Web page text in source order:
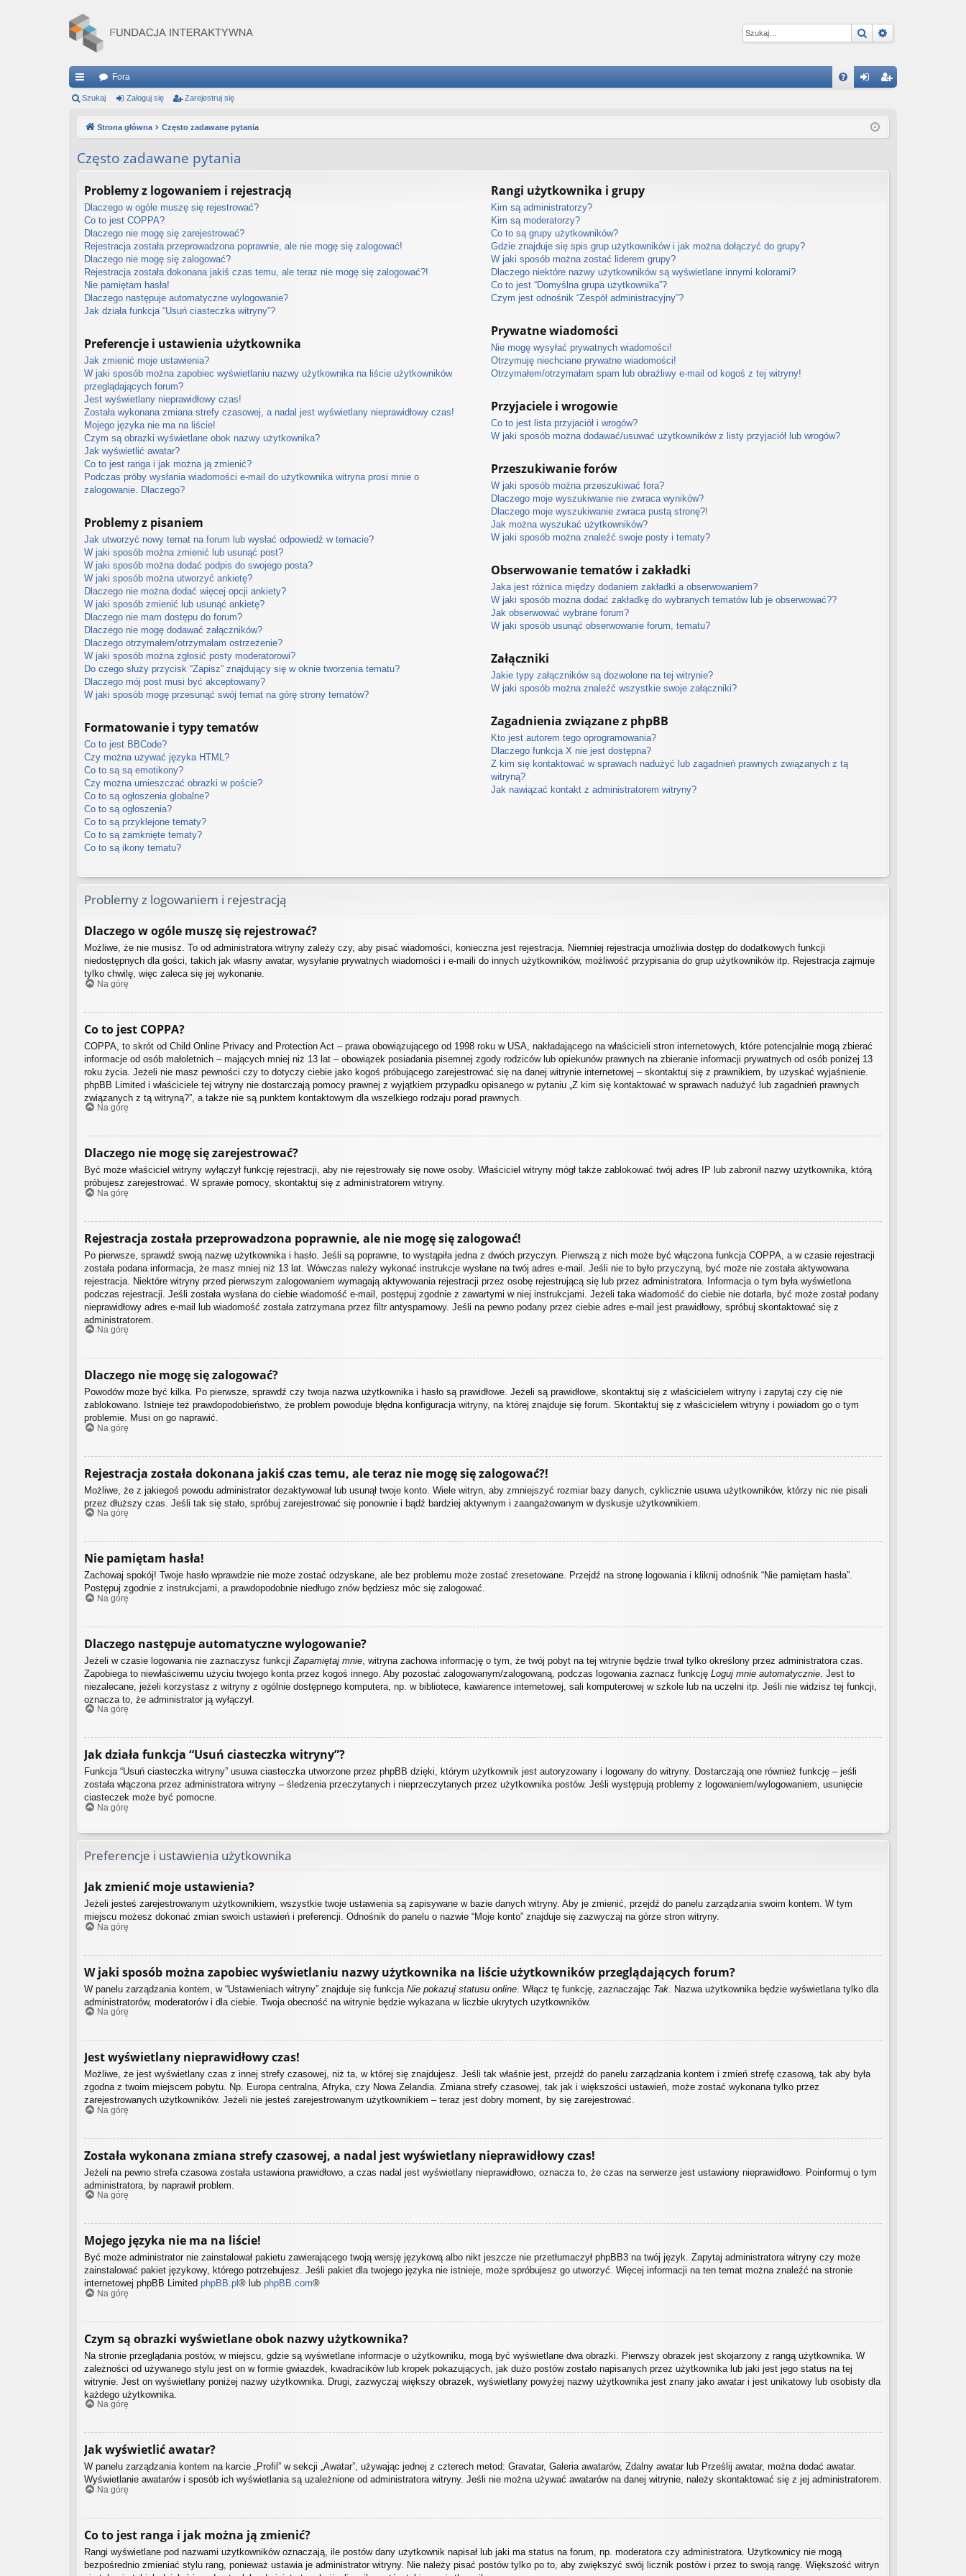
Szukaj
ię
…
Fora
ej
Szukaj Zaloguj się Zarejestruj się
Strona główna Często zadawane pytania
Często zadawane pytania
Problemy z logowaniem i rejestracją
Dlaczego w ogóle muszę się rejestrować?
Co to jest COPPA?
Dlaczego nie mogę się zarejestrować?
Rejestracja została przeprowadzona poprawnie, ale nie mogę się zalogować!
Dlaczego nie mogę się zalogować?
Rejestracja została dokonana jakiś czas temu, ale teraz nie mogę się zalogować?!
Nie pamiętam hasła!
Dlaczego następuje automatyczne wylogowanie?
Jak działa funkcja “Usuń ciasteczka witryny”?
Preferencje i ustawienia użytkownika
Jak zmienić moje ustawienia?
W jaki sposób można zapobiec wyświetlaniu nazwy użytkownika na liście użytkowników
przeglądających forum?
Jest wyświetlany nieprawidłowy czas!
Została wykonana zmiana strefy czasowej, a nadal jest wyświetlany nieprawidłowy czas!
Mojego języka nie ma na liście!
Czym są obrazki wyświetlane obok nazwy użytkownika?
Jak wyświetlić awatar?
Co to jest ranga i jak można ją zmienić?
Podczas próby wysłania wiadomości e-mail do użytkownika witryna prosi mnie o
zalogowanie. Dlaczego?
Problemy z pisaniem
Jak utworzyć nowy temat na forum lub wysłać odpowiedź w temacie?
W jaki sposób można zmienić lub usunąć post?
W jaki sposób można dodać podpis do swojego posta?
W jaki sposób można utworzyć ankietę?
Dlaczego nie można dodać więcej opcji ankiety?
W jaki sposób zmienić lub usunąć ankietę?
Dlaczego nie mam dostępu do forum?
Dlaczego nie mogę dodawać załączników?
Dlaczego otrzymałem/otrzymałam ostrzeżenie?
W jaki sposób można zgłosić posty moderatorowi?
Do czego służy przycisk “Zapisz” znajdujący się w oknie tworzenia tematu?
Dlaczego mój post musi być akceptowany?
W jaki sposób mogę przesunąć swój temat na górę strony tematów?
Formatowanie i typy tematów
Co to jest BBCode?
Czy można używać języka HTML?
Co to są są emotikony?
Czy można umieszczać obrazki w poście?
Co to są ogłoszenia globalne?
Co to są ogłoszenia?
Co to są przyklejone tematy?
Co to są zamknięte tematy?
Co to są ikony tematu?
Rangi użytkownika i grupy
Kim są administratorzy?
Kim są moderatorzy?
Co to są grupy użytkowników?
Gdzie znajduje się spis grup użytkowników i jak można dołączyć do grupy?
W jaki sposób można zostać liderem grupy?
Dlaczego niektóre nazwy użytkowników są wyświetlane innymi kolorami?
Co to jest “Domyślna grupa użytkownika”?
Czym jest odnośnik “Zespół administracyjny”?
Prywatne wiadomości
Nie mogę wysyłać prywatnych wiadomości!
Otrzymuję niechciane prywatne wiadomości!
Otrzymałem/otrzymałam spam lub obraźliwy e-mail od kogoś z tej witryny!
Przyjaciele i wrogowie
Co to jest lista przyjaciół i wrogów?
W jaki sposób można dodawać/usuwać użytkowników z listy przyjaciół lub wrogów?
Przeszukiwanie forów
W jaki sposób można przeszukiwać fora?
Dlaczego moje wyszukiwanie nie zwraca wyników?
Dlaczego moje wyszukiwanie zwraca pustą stronę?!
Jak można wyszukać użytkowników?
W jaki sposób można znaleźć swoje posty i tematy?
Obserwowanie tematów i zakładki
Jaka jest różnica między dodaniem zakładki a obserwowaniem?
W jaki sposób można dodać zakładkę do wybranych tematów lub je obserwować??
Jak obserwować wybrane forum?
W jaki sposób usunąć obserwowanie forum, tematu?
Załączniki
Jakie typy załączników są dozwolone na tej witrynie?
W jaki sposób można znaleźć wszystkie swoje załączniki?
Zagadnienia związane z phpBB
Kto jest autorem tego oprogramowania?
Dlaczego funkcja X nie jest dostępna?
Z kim się kontaktować w sprawach nadużyć lub zagadnień prawnych związanych z tą
witryną?
Jak nawiązać kontakt z administratorem witryny?
Problemy z logowaniem i rejestracją
Dlaczego w ogóle muszę się rejestrować?
Możliwe, że nie musisz. To od administratora witryny zależy czy, aby pisać wiadomości, konieczna jest rejestracja. Niemniej rejestracja umożliwia dostęp do dodatkowych funkcji
niedostępnych dla gości, takich jak własny awatar, wysyłanie prywatnych wiadomości i e-maili do innych użytkowników, możliwość przypisania do grup użytkowników itp. Rejestracja zajmuje
tylko chwilę, więc zaleca się jej wykonanie.
Na górę
Co to jest COPPA?
COPPA, to skrót od Child Online Privacy and Protection Act – prawa obowiązującego od 1998 roku w USA, nakładającego na właścicieli stron internetowych, które potencjalnie mogą zbierać
informacje od osób małoletnich – mających mniej niż 13 lat – obowiązek posiadania pisemnej zgody rodziców lub opiekunów prawnych na zbieranie informacji prywatnych od osób poniżej 13
roku życia. Jeżeli nie masz pewności czy to dotyczy ciebie jako kogoś próbującego zarejestrować się na danej witrynie internetowej – skontaktuj się z prawnikiem, by uzyskać wyjaśnienie.
phpBB Limited i właściciele tej witryny nie dostarczają pomocy prawnej z wyjątkiem przypadku opisanego w pytaniu „Z kim się kontaktować w sprawach nadużyć lub zagadnień prawnych
związanych z tą witryną?”, a także nie są punktem kontaktowym dla wszelkiego rodzaju porad prawnych.
Na górę
Dlaczego nie mogę się zarejestrować?
Być może właściciel witryny wyłączył funkcję rejestracji, aby nie rejestrowały się nowe osoby. Właściciel witryny mógł także zablokować twój adres IP lub zabronił nazwy użytkownika, którą
próbujesz zarejestrować. W sprawie pomocy, skontaktuj się z administratorem witryny.
Na górę
Rejestracja została przeprowadzona poprawnie, ale nie mogę się zalogować!
Po pierwsze, sprawdź swoją nazwę użytkownika i hasło. Jeśli są poprawne, to wystąpiła jedna z dwóch przyczyn. Pierwszą z nich może być włączona funkcja COPPA, a w czasie rejestracji
została podana informacja, że masz mniej niż 13 lat. Wówczas należy wykonać instrukcje wysłane na twój adres e-mail. Jeśli nie to było przyczyną, być może nie została aktywowana
rejestracja. Niektóre witryny przed pierwszym zalogowaniem wymagają aktywowania rejestracji przez osobę rejestrującą się lub przez administratora. Informacja o tym była wyświetlona
podczas rejestracji. Jeśli została wysłana do ciebie wiadomość e-mail, postępuj zgodnie z zawartymi w niej instrukcjami. Jeżeli taka wiadomość do ciebie nie dotarła, być może został podany
nieprawidłowy adres e-mail lub wiadomość została zatrzymana przez filtr antyspamowy. Jeśli na pewno podany przez ciebie adres e-mail jest prawidłowy, spróbuj skontaktować się z
administratorem.
Na górę
Dlaczego nie mogę się zalogować?
Powodów może być kilka. Po pierwsze, sprawdź czy twoja nazwa użytkownika i hasło są prawidłowe. Jeżeli są prawidłowe, skontaktuj się z właścicielem witryny i zapytaj czy cię nie
zablokowano. Istnieje też prawdopodobieństwo, że problem powoduje błędna konfiguracja witryny, na której znajduje się forum. Skontaktuj się z właścicielem witryny i powiadom go o tym
problemie. Musi on go naprawić.
Na górę
Rejestracja została dokonana jakiś czas temu, ale teraz nie mogę się zalogować?!
Możliwe, że z jakiegoś powodu administrator dezaktywował lub usunął twoje konto. Wiele witryn, aby zmniejszyć rozmiar bazy danych, cyklicznie usuwa użytkowników, którzy nic nie pisali
przez dłuższy czas. Jeśli tak się stało, spróbuj zarejestrować się ponownie i bądź bardziej aktywnym i zaangażowanym w dyskusje użytkownikiem.
Na górę
Nie pamiętam hasła!
Zachowaj spokój! Twoje hasło wprawdzie nie może zostać odzyskane, ale bez problemu może zostać zresetowane. Przejdź na stronę logowania i kliknij odnośnik “Nie pamiętam hasła”.
Postępuj zgodnie z instrukcjami, a prawdopodobnie niedługo znów będziesz móc się zalogować.
Na górę
Dlaczego następuje automatyczne wylogowanie?
Jeżeli w czasie logowania nie zaznaczysz funkcji Zapamiętaj mnie , witryna zachowa informację o tym, że twój pobyt na tej witrynie będzie trwał tylko określony przez administratora czas.
Zapobiega to niewłaściwemu użyciu twojego konta przez kogoś innego. Aby pozostać zalogowanym/zalogowaną, podczas logowania zaznacz funkcję Loguj mnie automatycznie . Jest to
niezalecane, jeżeli korzystasz z witryny z ogólnie dostępnego komputera, np. w bibliotece, kawiarence internetowej, sali komputerowej w szkole lub na uczelni itp. Jeśli nie widzisz tej funkcji,
oznacza to, że administrator ją wyłączył.
Na górę
Jak działa funkcja “Usuń ciasteczka witryny”?
Funkcja “Usuń ciasteczka witryny” usuwa ciasteczka utworzone przez phpBB dzięki, którym użytkownik jest autoryzowany i logowany do witryny. Dostarczają one również funkcję – jeśli
została włączona przez administratora witryny – śledzenia przeczytanych i nieprzeczytanych przez użytkownika postów. Jeśli występują problemy z logowaniem/wylogowaniem, usunięcie
ciasteczek może być pomocne.
Na górę
Preferencje i ustawienia użytkownika
Jak zmienić moje ustawienia?
Jeżeli jesteś zarejestrowanym użytkownikiem, wszystkie twoje ustawienia są zapisywane w bazie danych witryny. Aby je zmienić, przejdź do panelu zarządzania swoim kontem. W tym
miejscu możesz dokonać zmian swoich ustawień i preferencji. Odnośnik do panelu o nazwie “Moje konto” znajduje się zazwyczaj na górze stron witryny.
Na górę
W jaki sposób można zapobiec wyświetlaniu nazwy użytkownika na liście użytkowników przeglądających forum?
W panelu zarządzania kontem, w “Ustawieniach witryny” znajduje się funkcja Nie pokazuj statusu online . Włącz tę funkcję, zaznaczając Tak . Nazwa użytkownika będzie wyświetlana tylko dla
administratorów, moderatorów i dla ciebie. Twoja obecność na witrynie będzie wykazana w liczbie ukrytych użytkowników.
Na górę
Jest wyświetlany nieprawidłowy czas!
Możliwe, że jest wyświetlany czas z innej strefy czasowej, niż ta, w której się znajdujesz. Jeśli tak właśnie jest, przejdź do panelu zarządzania kontem i zmień strefę czasową, tak aby była
zgodna z twoim miejscem pobytu. Np. Europa centralna, Afryka, czy Nowa Zelandia. Zmiana strefy czasowej, tak jak i większości ustawień, może zostać wykonana tylko przez
zarejestrowanych użytkowników. Jeżeli nie jesteś zarejestrowanym użytkownikiem – teraz jest dobry moment, by się zarejestrować.
Na górę
Została wykonana zmiana strefy czasowej, a nadal jest wyświetlany nieprawidłowy czas!
Jeżeli na pewno strefa czasowa została ustawiona prawidłowo, a czas nadal jest wyświetlany nieprawidłowo, oznacza to, że czas na serwerze jest ustawiony nieprawidłowo. Poinformuj o tym
administratora, by naprawił problem.
Na górę
Mojego języka nie ma na liście!
Być może administrator nie zainstalował pakietu zawierającego twoją wersję językową albo nikt jeszcze nie przetłumaczył phpBB3 na twój język. Zapytaj administratora witryny czy może
zainstalować pakiet językowy, którego potrzebujesz. Jeśli pakiet dla twojego języka nie istnieje, może spróbujesz go utworzyć. Więcej informacji na ten temat można znaleźć na stronie
internetowej phpBB Limited phpBB.pl ® lub phpBB.com®
Na górę
Czym są obrazki wyświetlane obok nazwy użytkownika?
Na stronie przeglądania postów, w miejscu, gdzie są wyświetlane informacje o użytkowniku, mogą być wyświetlane dwa obrazki. Pierwszy obrazek jest skojarzony z rangą użytkownika. W
zależności od używanego stylu jest on w formie gwiazdek, kwadracików lub kropek pokazujących, jak dużo postów zostało napisanych przez użytkownika lub jaki jest jego status na tej
witrynie. Jest on wyświetlany poniżej nazwy użytkownika. Drugi, zazwyczaj większy obrazek, wyświetlany powyżej nazwy użytkownika jest znany jako awatar i jest unikatowy lub osobisty dla
każdego użytkownika.
Na górę
Jak wyświetlić awatar?
W panelu zarządzania kontem na karcie „Profil” w sekcji „Awatar”, używając jednej z czterech metod: Gravatar, Galeria awatarów, Zdalny awatar lub Prześlij awatar, można dodać awatar.
Wyświetlanie awatarów i sposób ich wyświetlania są uzależnione od administratora witryny. Jeśli nie można używać awatarów na danej witrynie, należy skontaktować się z jej administratorem.
Na górę
Co to jest ranga i jak można ją zmienić?
Rangi wyświetlane pod nazwami użytkowników oznaczają, ile postów dany użytkownik napisał lub jaki ma status na forum, np. moderatora czy administratora. Użytkownicy nie mogą
bezpośrednio zmieniać stylu rang, ponieważ ustawia je administrator witryny. Nie należy pisać postów tylko po to, aby zwiększyć swój licznik postów i przez to swoją rangę. Większość witryn